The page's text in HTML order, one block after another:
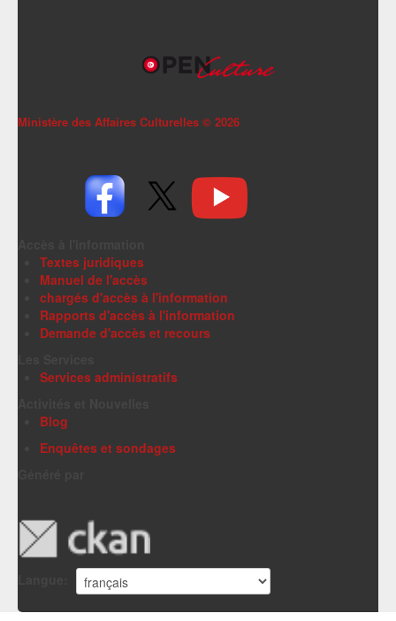
Ministère des Affaires Culturelles © 2026
Textes juridiques
Manuel de l'accès
chargés d'accès à l'information
Rapports d'accès à l'information
Demande d'accès et recours
Services administratifs
Blog
Enquêtes et sondages